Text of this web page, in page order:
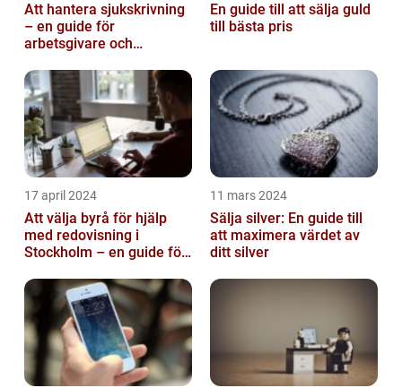
Att hantera sjukskrivning
– en guide för
arbetsgivare och
En guide till att sälja guld
till bästa pris
17 april 2024
Att välja byrå för hjälp
med redovisning i
Stockholm – en guide för
11 mars 2024
Sälja silver: En guide till
att maximera värdet av
ditt silver